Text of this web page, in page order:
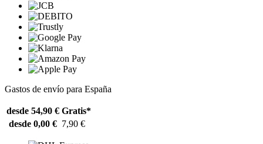
Gastos de envío para España
desde 54,90 € Gratis*
desde 0,00 € 7,90 €